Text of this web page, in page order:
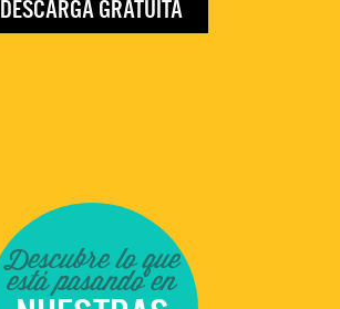
DESCARGA GRATUITA
Descubre lo que
está pasando en